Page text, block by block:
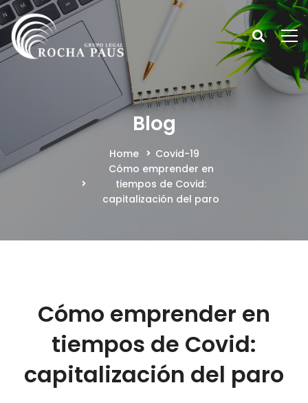
Blog
Home
Covid-19
Cómo emprender en
tiempos de Covid:
capitalización del paro
Cómo emprender en
tiempos de Covid:
capitalización del paro